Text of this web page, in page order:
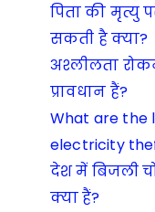
पिता की मृत्यु
सकती है क्या?
अश्लीलता
प्रावधान हैं?
What are the
electricity
देश में बिजली
क्या हैं?